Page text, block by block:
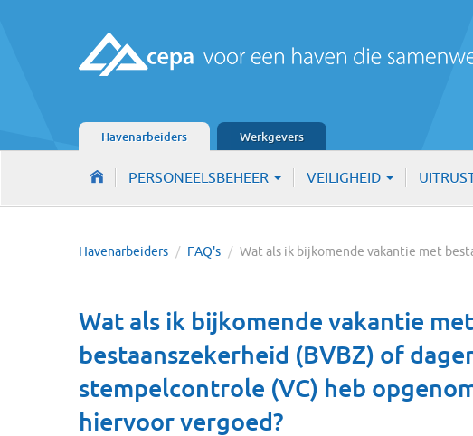
Havenarbeiders Werkgevers
PERSONEELSBEHEER VEILIGHEID
Havenarbeiders / FAQ's / Wat als ik bijkomende vakantie met
Wat als ik bijkomende vakantie met
bestaanszekerheid (BVBZ) of
stempelcontrole (VC) heb
hiervoor vergoed?